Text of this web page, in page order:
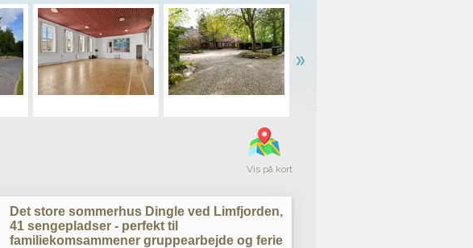
Vis på kort
Det store sommerhus Dingle ved Limfjorden,
41 sengepladser - perfekt til
familiekomsammener gruppearbejde og ferie